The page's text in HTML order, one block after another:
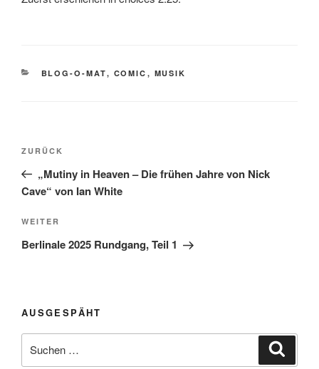
KATEGORIEN
BLOG-O-MAT, COMIC , MUSIK
Beitragsnavigation
Vorheriger
Beitrag
ZURÜCK
„Mutiny in Heaven – Die frühen Jahre von Nick
Cave“ von Ian White
Nächster
Beitrag
WEITER
Berlinale 2025 Rundgang, Teil 1
AUSGESPÄHT
nach: